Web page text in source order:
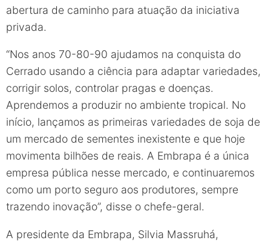
abertura de caminho para atuação da iniciativa
privada.
“Nos anos 70-80-90 ajudamos na conquista do
Cerrado usando a ciência para adaptar variedades,
corrigir solos, controlar pragas e doenças.
Aprendemos a produzir no ambiente tropical. No
início, lançamos as primeiras variedades de soja de
um mercado de sementes inexistente e que hoje
movimenta bilhões de reais. A Embrapa é a única
empresa pública nesse mercado, e continuaremos
como um porto seguro aos produtores, sempre
trazendo inovação”, disse o chefe-geral.
A presidente da Embrapa, Silvia Massruhá,